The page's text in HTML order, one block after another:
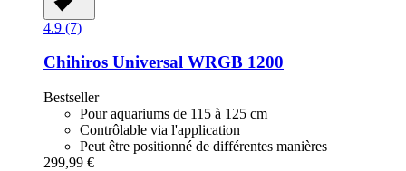
4.9 (7)
Chihiros Universal WRGB 1200
Bestseller
Pour aquariums de 115 à 125 cm
Contrôlable via l'application
Peut être positionné de différentes manières
299,99 €